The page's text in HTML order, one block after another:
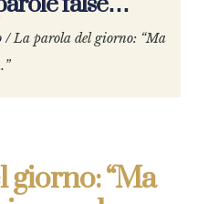
/La parola del giorno: “Ma
giorno: “Ma